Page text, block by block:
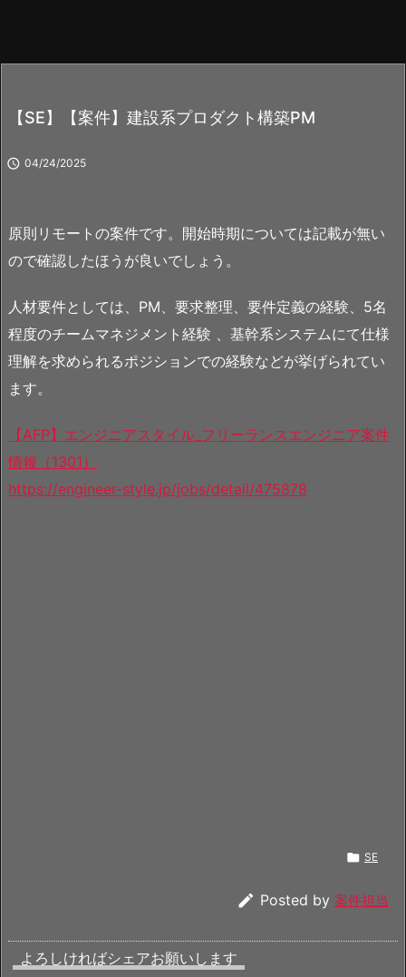
【SE】【案件】建設系プロダクト構築PM
 04/24/2025
原則リモートの案件です。開始時期については記載が無い
ので確認したほうが良いでしょう。
人材要件としては、PM、要求整理、要件定義の経験、5名
程度のチームマネジメント経験 、基幹系システムにて仕様
理解を求められるポジションでの経験などが挙げられてい
ます。
【AFP】エンジニアスタイル_フリーランスエンジニア案件
情報（1301）
https://engineer-style.jp/jobs/detail/475878
 SE
 Posted by 案件担当
よろしければシェアお願いします